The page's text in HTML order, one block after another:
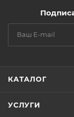
КАТАЛОГ
УСЛУГИ